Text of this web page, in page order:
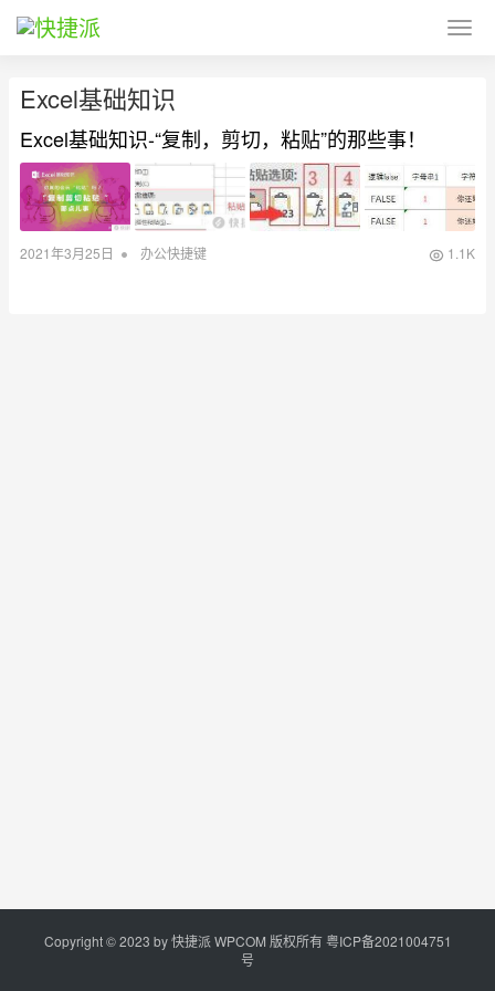
Excel基础知识
Excel基础知识-“复制，剪切，粘贴”的那些事！
2021年3月25日 • 办公快捷键 1.1K
Copyright © 2023 by快捷派WPCOM 版权所有粤ICP备2021004751
号